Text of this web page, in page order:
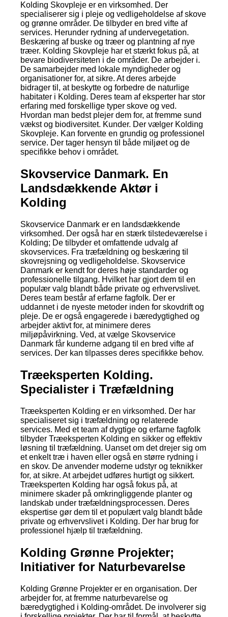
Kolding Skovpleje er en virksomhed. Der
specialiserer sig i pleje og vedligeholdelse af skove
og grønne områder. De tilbyder en bred vifte af
services. Herunder rydning af undervegetation.
Beskæring af buske og træer og plantning af nye
træer. Kolding Skovpleje har et stærkt fokus på, at
bevare biodiversiteten i de områder. De arbejder i.
De samarbejder med lokale myndigheder og
organisationer for, at sikre. At deres arbejde
bidrager til, at beskytte og forbedre de naturlige
habitater i Kolding. Deres team af eksperter har stor
erfaring med forskellige typer skove og ved.
Hvordan man bedst plejer dem for, at fremme sund
vækst og biodiversitet. Kunder. Der vælger Kolding
Skovpleje. Kan forvente en grundig og professionel
service. Der tager hensyn til både miljøet og de
specifikke behov i området.
Skovservice Danmark. En
Landsdækkende Aktør i
Kolding
Skovservice Danmark er en landsdækkende
virksomhed. Der også har en stærk tilstedeværelse i
Kolding; De tilbyder et omfattende udvalg af
skovservices. Fra træfældning og beskæring til
skovrejsning og vedligeholdelse. Skovservice
Danmark er kendt for deres høje standarder og
professionelle tilgang. Hvilket har gjort dem til en
populær valg blandt både private og erhvervslivet.
Deres team består af erfarne fagfolk. Der er
uddannet i de nyeste metoder inden for skovdrift og
pleje. De er også engagerede i bæredygtighed og
arbejder aktivt for, at minimere deres
miljøpåvirkning. Ved, at vælge Skovservice
Danmark får kunderne adgang til en bred vifte af
services. Der kan tilpasses deres specifikke behov.
Træeksperten Kolding.
Specialister i Træfældning
Træeksperten Kolding er en virksomhed. Der har
specialiseret sig i træfældning og relaterede
services. Med et team af dygtige og erfarne fagfolk
tilbyder Træeksperten Kolding en sikker og effektiv
løsning til træfældning. Uanset om det drejer sig om
et enkelt træ i haven eller også en større rydning i
en skov. De anvender moderne udstyr og teknikker
for, at sikre. At arbejdet udføres hurtigt og sikkert.
Træeksperten Kolding har også fokus på, at
minimere skader på omkringliggende planter og
landskab under træfældningsprocessen. Deres
ekspertise gør dem til et populært valg blandt både
private og erhvervslivet i Kolding. Der har brug for
professionel hjælp til træfældning.
Kolding Grønne Projekter;
Initiativer for Naturbevarelse
Kolding Grønne Projekter er en organisation. Der
arbejder for, at fremme naturbevarelse og
bæredygtighed i Kolding-området. De involverer sig